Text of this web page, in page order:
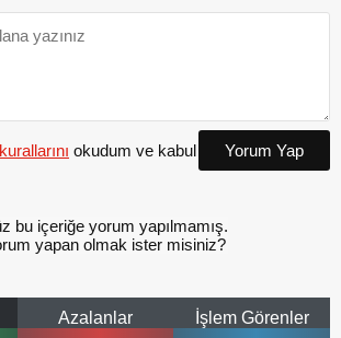
kurallarını okudum ve kabul
Yorum Yap
bu içeriğe yorum yapılmamış.
yapan olmak ister misiniz?
Azalanlar İşlem Görenler